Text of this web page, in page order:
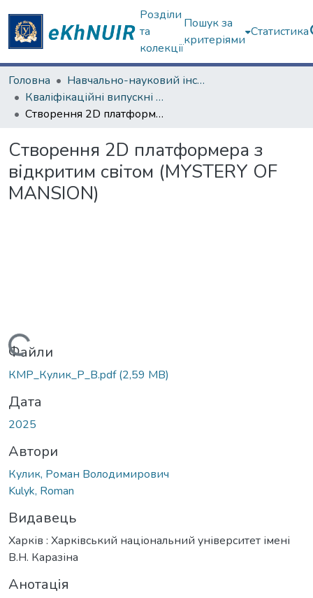
Розділи
та
колекції
Пошук за
критеріями
Статистика
Головна
Навчально-науковий інститут "Каразінський банківський інститут"
Кваліфікаційні випускні роботи магістрів. ННІ "Каразінський банківський інститут"
Створення 2D платформера з відкритим світом (MYSTERY OF MANSION)
Створення 2D платформера з
відкритим світом (MYSTERY OF
MANSION)
Файли
КМР_Кулик_Р_В.pdf(2,59 MB)
Дата
2025
Автори
Кулик, Роман Володимирович
Kulyk, Roman
Видавець
Харків : Харківський національний університет імені
В.Н. Каразіна
Анотація